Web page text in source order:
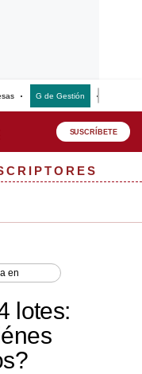
G de Gestión
SUSCRÍBETE
en
lotes: